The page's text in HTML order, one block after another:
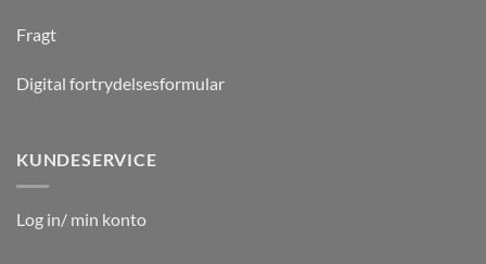
Fragt
Digital fortrydelsesformular
KUNDESERVICE
Log in/ min konto